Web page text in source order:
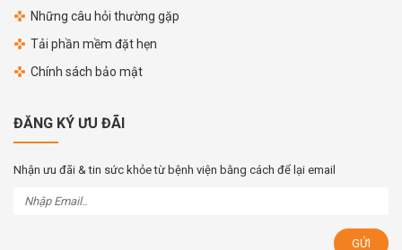
Những câu hỏi thường gặp
Tải phần mềm đặt hẹn
Chính sách bảo mật
ĐĂNG KÝ ƯU ĐÃI
Nhận ưu đãi & tin sức khỏe từ bệnh viện bằng cách để lại email